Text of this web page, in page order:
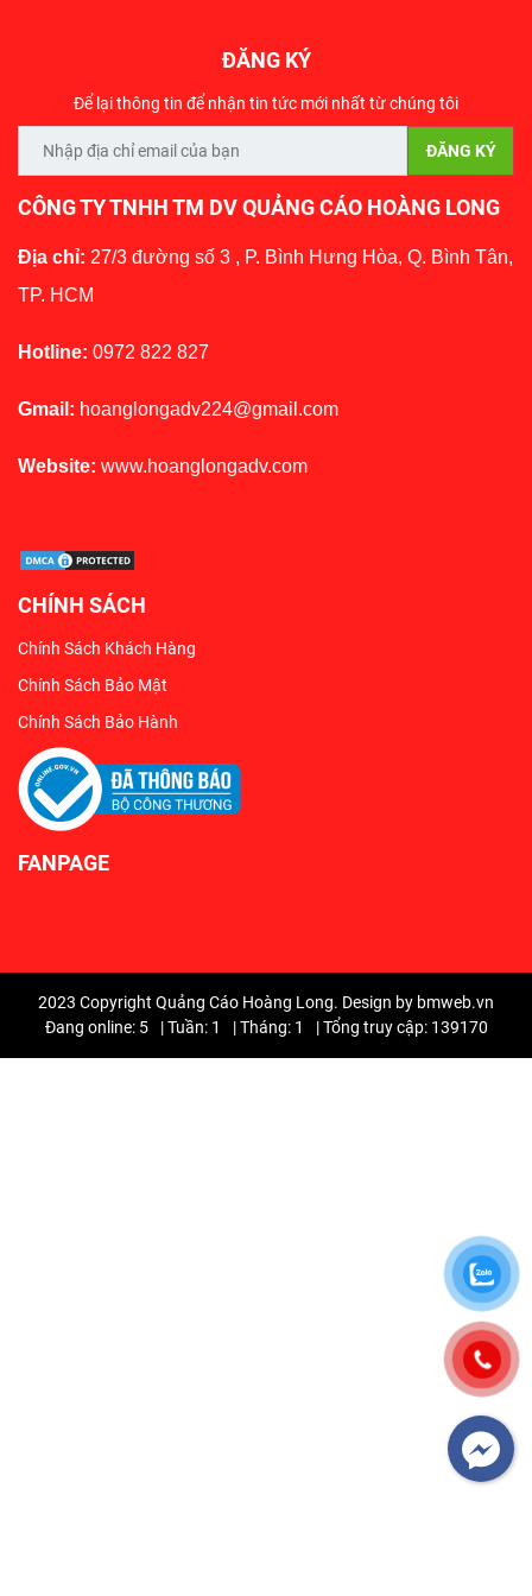
ĐĂNG KÝ
Để lại thông tin để nhận tin tức mới nhất từ chúng tôi
CÔNG TY TNHH TM DV QUẢNG CÁO HOÀNG LONG
Địa chỉ: 27/3 đường số 3 , P. Bình Hưng Hòa, Q. Bình Tân,
TP. HCM
Hotline: 0972 822 827
Gmail: hoanglongadv224@gmail.com
Website: www.hoanglongadv.com
CHÍNH SÁCH
Chính Sách Khách Hàng
Chính Sách Bảo Mật
Chính Sách Bảo Hành
FANPAGE
2023 Copyright Quảng Cáo Hoàng Long. Design by bmweb.vn
Đang online: 5
|Tuần: 1 |Tháng: 1 |Tổng truy cập: 139170